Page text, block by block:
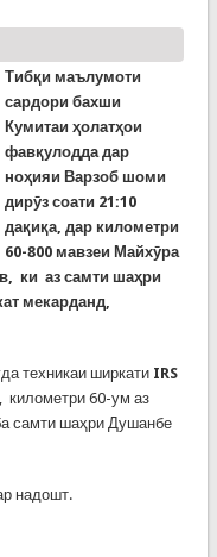
Тибқи маълумоти
сардори бахши
Кумитаи ҳолатҳои
фавқулодда дар
ноҳияи Варзоб шоми
дирӯз соати 21:10
дақиқа, дар километри
60-800 мавзеи Майхӯра
ки аз самти шаҳри
мекарданд,
техникаи ширкатиIRS
километри 60-ум аз
самти шаҳри Душанбе
надошт.